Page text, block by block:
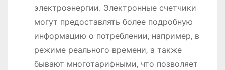
электроэнергии. Электронные счетчики
могут предоставлять более подробную
информацию о потреблении‚ например‚ в
режиме реального времени‚ а также
бывают многотарифными‚ что позволяет